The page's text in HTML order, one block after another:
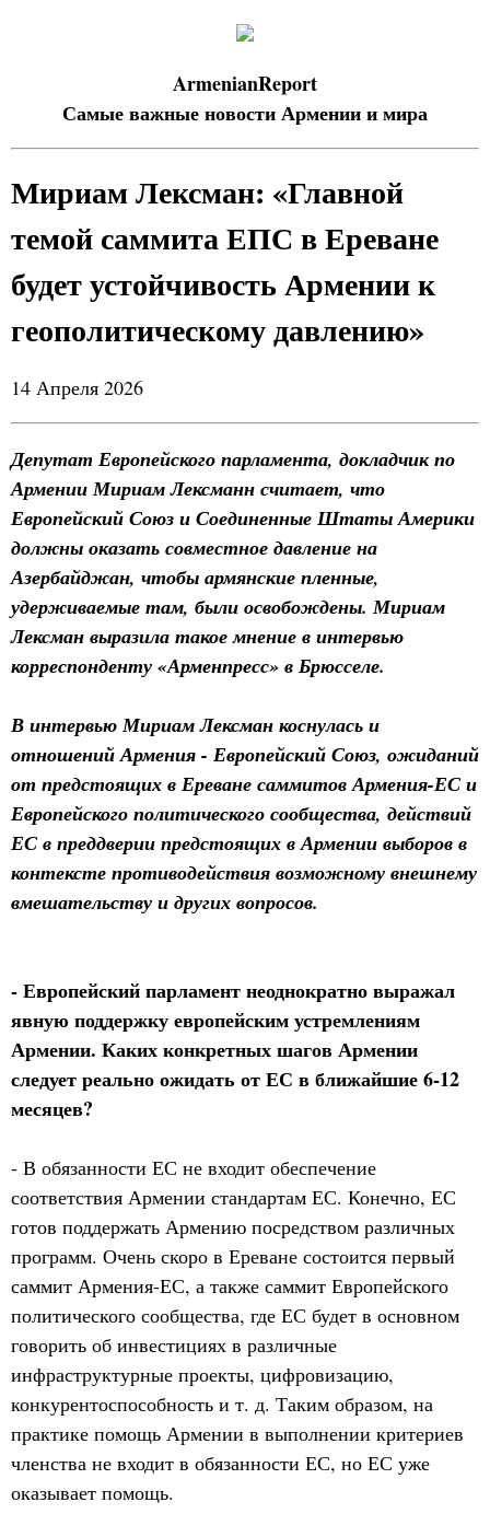
ArmenianReport
Самые важные новости Армении и мира
Мириам Лексман: «Главной
темой саммита ЕПС в Ереване
будет устойчивость Армении к
геополитическому давлению»
14 Апреля 2026
Депутат Европейского парламента, докладчик по
Армении Мириам Лексманн считает, что
Европейский Союз и Соединенные Штаты Америки
должны оказать совместное давление на
Азербайджан, чтобы армянские пленные,
удерживаемые там, были освобождены. Мириам
Лексман выразила такое мнение в интервью
корреспонденту «Арменпресс» в Брюсселе.
В интервью Мириам Лексман коснулась и
отношений Армения - Европейский Союз, ожиданий
от предстоящих в Ереване саммитов Армения-ЕС и
Европейского политического сообщества, действий
ЕС в преддверии предстоящих в Армении выборов в
контексте противодействия возможному внешнему
вмешательству и других вопросов.
- Европейский парламент неоднократно выражал
явную поддержку европейским устремлениям
Армении. Каких конкретных шагов Армении
следует реально ожидать от ЕС в ближайшие 6-12
месяцев?
- В обязанности ЕС не входит обеспечение
соответствия Армении стандартам ЕС. Конечно, ЕС
готов поддержать Армению посредством различных
программ. Очень скоро в Ереване состоится первый
саммит Армения-ЕС, а также саммит Европейского
политического сообщества, где ЕС будет в основном
говорить об инвестициях в различные
инфраструктурные проекты, цифровизацию,
конкурентоспособность и т. д. Таким образом, на
практике помощь Армении в выполнении критериев
членства не входит в обязанности ЕС, но ЕС уже
оказывает помощь.